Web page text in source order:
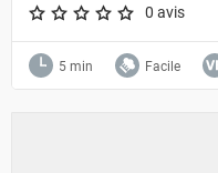
A star rating of 0 out of 5.
0 avis
5 min Facile